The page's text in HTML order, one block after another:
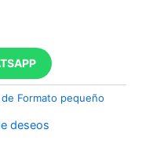
Formato pequeño
deseos